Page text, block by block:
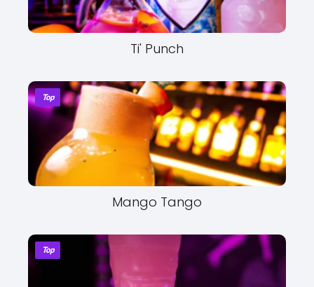
Ti' Punch
Top
Mango Tango
Top